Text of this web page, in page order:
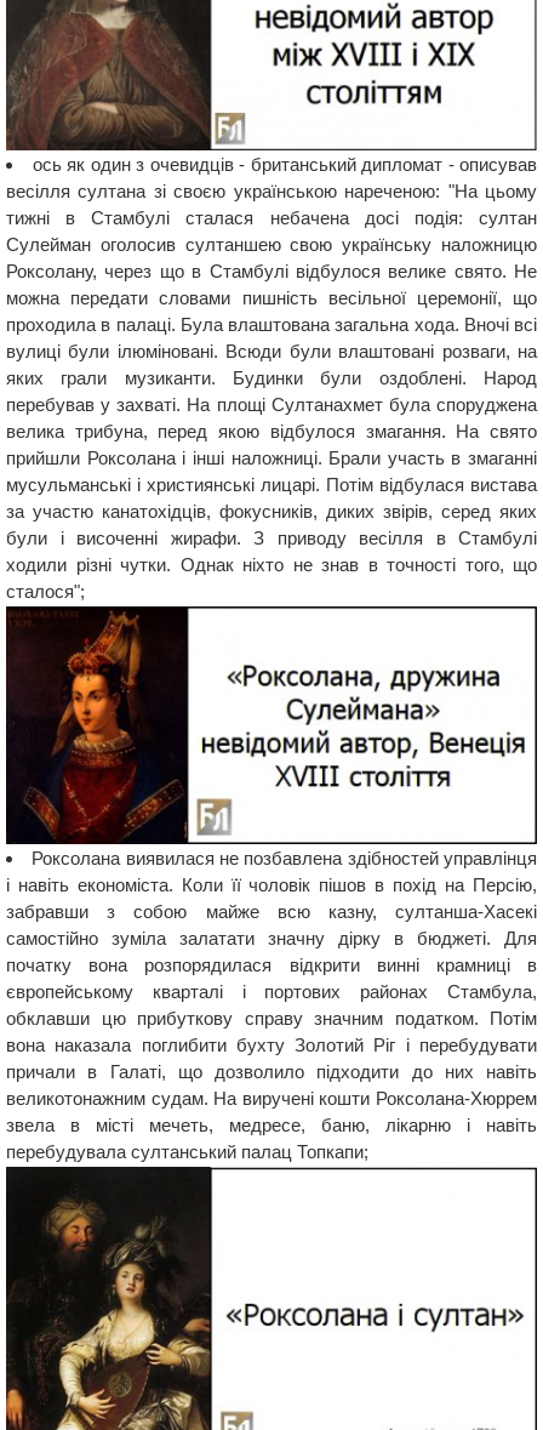
ось як один з очевидців - британський дипломат - описував
весілля султана зі своєю українською нареченою: "На цьому
тижні в Стамбулі сталася небачена досі подія: султан
Сулейман оголосив султаншею свою українську наложницю
Роксолану, через що в Стамбулі відбулося велике свято. Не
можна передати словами пишність весільної церемонії, що
проходила в палаці. Була влаштована загальна хода. Вночі всі
вулиці були ілюміновані. Всюди були влаштовані розваги, на
яких грали музиканти. Будинки були оздоблені. Народ
перебував у захваті. На площі Султанахмет була споруджена
велика трибуна, перед якою відбулося змагання. На свято
прийшли Роксолана і інші наложниці. Брали участь в змаганні
мусульманські і християнські лицарі. Потім відбулася вистава
за участю канатохідців, фокусників, диких звірів, серед яких
були і височенні жирафи. З приводу весілля в Стамбулі
ходили різні чутки. Однак ніхто не знав в точності того, що
сталося";
Роксолана виявилася не позбавлена ​​здібностей управлінця
і навіть економіста. Коли її чоловік пішов в похід на Персію,
забравши з собою майже всю казну, султанша-Хасекі
самостійно зуміла залатати значну дірку в бюджеті. Для
початку вона розпорядилася відкрити винні крамниці в
європейському кварталі і портових районах Стамбула,
обклавши цю прибуткову справу значним податком. Потім
вона наказала поглибити бухту Золотий Ріг і перебудувати
причали в Галаті, що дозволило підходити до них навіть
великотонажним судам. На виручені кошти Роксолана-Хюррем
звела в місті мечеть, медресе, баню, лікарню і навіть
перебудувала султанський палац Топкапи;